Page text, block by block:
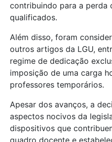
contribuindo para a perda
qualificados.
Além disso, foram
outros artigos da LGU,
regime de dedicação
imposição de uma carga
professores temporários.
Apesar dos avanços, a
aspectos nocivos da
dispositivos que
quadro docente e